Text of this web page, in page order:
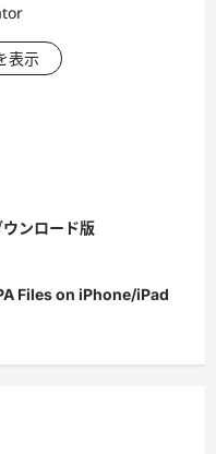
表示
ンロード版
Files on iPhone/iPad